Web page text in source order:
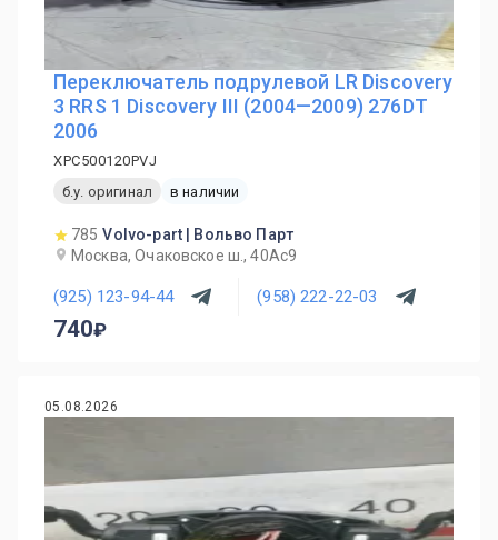
Переключатель подрулевой LR Discovery
3 RRS 1 Discovery III (2004—2009) 276DT
2006
XPC500120PVJ
б.у. оригинал
в наличии
785 Volvo-part | Вольво Парт
Москва, Очаковское ш., 40Ас9
(925) 123-94-44 (958) 222-22-03
740
05.08.2026